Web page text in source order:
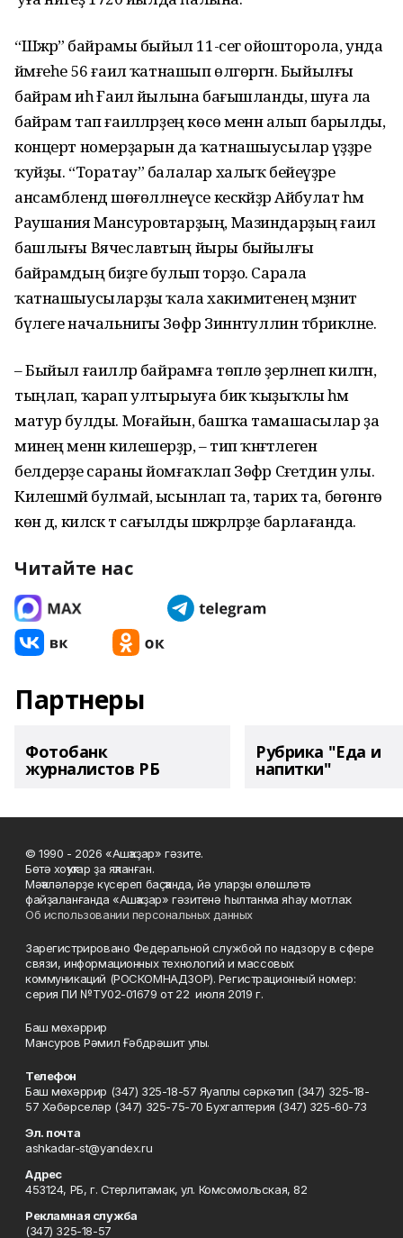
“Шәжәрә” байрамы быйыл 11-сегә ойошторола, унда
йәмғеһе 56 ғаилә ҡатнашып өлгөргән. Быйылғы
байрам иһә Ғаилә йылына бағышланды, шуға ла
байрам тап ғаиләләрҙең көсө менән алып барылды,
концерт номерҙарын да ҡатнашыусылар үҙҙәре
ҡуйҙы. “Торатау” балалар халыҡ бейеүҙәре
ансамблендә шөғөлләнеүсе кескәйҙәр Айбулат һәм
Раушания Мансуровтарҙың, Мазиндарҙың ғаилә
башлығы Вячеславтың йыры быйылғы
байрамдың биҙәге булып торҙо. Сарала
ҡатнашыусыларҙы ҡала хакимиәтенең мәҙәниәт
бүлеге начальнигы Зөфәр Зиннәтуллин тәбрикләне.
– Быйыл ғаиләләр байрамға төплө әҙерләнеп килгән,
тыңлап, ҡарап ултырыуға бик ҡыҙыҡлы һәм
матур булды. Моғайын, башҡа тамашасылар ҙа
минең менән килешерҙәр, – тип ҡәнәғәтлеген
белдерҙе сараны йомғаҡлап Зөфәр Сәғетдин улы.
Килешмәй булмай, ысынлап та, тарих та, бөгөнгө
көн дә, киләсәк тә сағылды шәжәрәләрҙе барлағанда.
Читайте нас
Партнеры
Фотобанк
журналистов РБ
Рубрика "Еда и
напитки"
© 1990 - 2026 «Ашҡаҙар» гәзите.
Бөтә хоҡуҡтар ҙа яҡланған.
Мәҡәләләрҙе күсереп баҫҡанда, йә уларҙы өлөшләтә
файҙаланғанда «Ашҡаҙар» гәзитенә һылтанма яһау мотлаҡ.
Об использовании персональных данных
Зарегистрировано Федеральной службой по надзору в сфере
связи, информационных технологий и массовых
коммуникаций (РОСКОМНАДЗОР). Регистрационный номер:
серия ПИ №ТУ02-01679 от 22 июля 2019 г.
Баш мөхәррир
Мансуров Рәмил Ғәбдрәшит улы.
Телефон
Баш мөхәррир (347) 325-18-57 Яуаплы сәркәтип (347) 325-18-
57 Хәбәрселәр (347) 325-75-70 Бухгалтерия (347) 325-60-73
Эл. почта
ashkadar-st@yandex.ru
Адрес
453124, РБ, г. Стерлитамак, ул. Комсомольская, 82
Рекламная служба
(347) 325-18-57